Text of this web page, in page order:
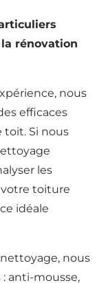
rénovation
nous
efficaces
toit. Si nous
les
toiture
idéale
nous
anti-mousse,